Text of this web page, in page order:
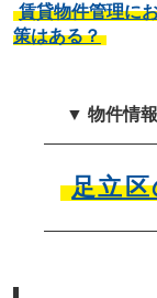
賃貸物件管理に
策はある？
▼ 物件情
足立